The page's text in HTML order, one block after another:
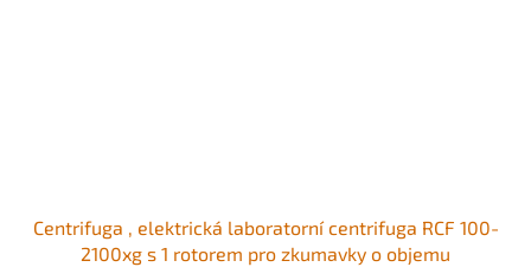
Centrifuga , elektrická laboratorní centrifuga RCF 100-
2100xg s 1 rotorem pro zkumavky o objemu